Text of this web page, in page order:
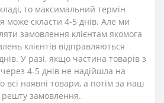
то максимальний термін
може скласти 4-5 днів. Але ми
замовлення клієнтам якомога
клієнтів відправляються
У разі, якщо частина товарів з
4-5 днів не надійшла на
всі наявні товари, а потім за наш
замовлення.